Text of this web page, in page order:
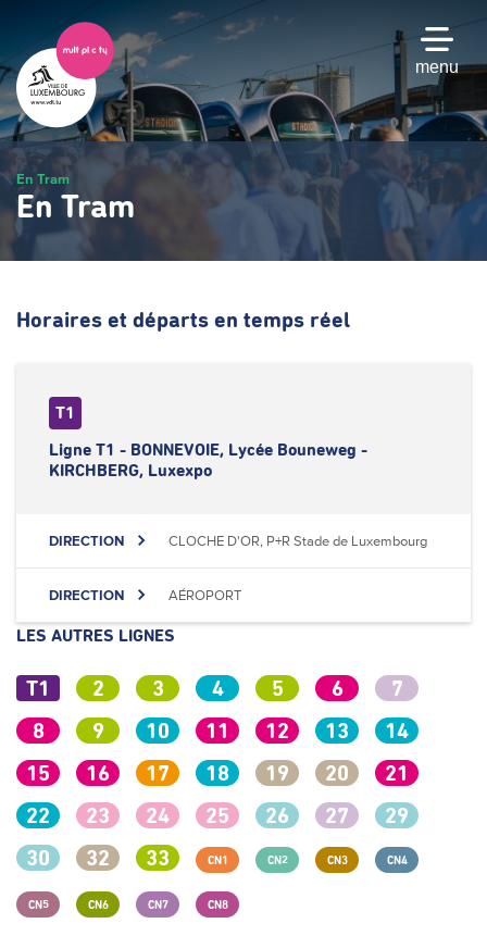
contenu
principal
menu
En Tram
En Tram
Horaires et départs en temps réel
T1
Ligne T1 - BONNEVOIE, Lycée Bouneweg -
KIRCHBERG, Luxexpo
DIRECTION CLOCHE D'OR, P+R Stade de Luxembourg
DIRECTION AÉROPORT
LES AUTRES LIGNES
T1 2 3 4 5 6
7
8
9 10 11 12 13
14
15
16 17 18 19 20
21
22
23 24 25 26 27
29
30
32 33 CN1 CN2 CN3 CN4
CN5 CN6 CN7 CN8